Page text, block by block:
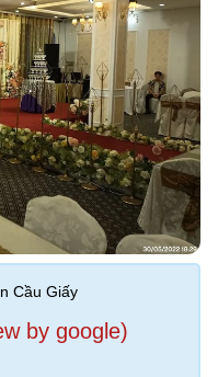
Cầu Giấy
by google)